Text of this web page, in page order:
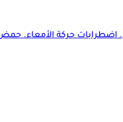
اضطرابات حركة